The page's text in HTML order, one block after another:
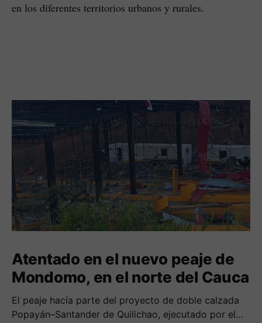
en los diferentes territorios urbanos y rurales.
Atentado en el nuevo peaje de
Mondomo, en el norte del Cauca
El peaje hacía parte del proyecto de doble calzada
Popayán–Santander de Quilichao, ejecutado por el